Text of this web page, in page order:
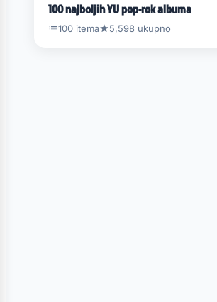
100 najboljih YU pop-rok albuma
100 itema 5,598 ukupno